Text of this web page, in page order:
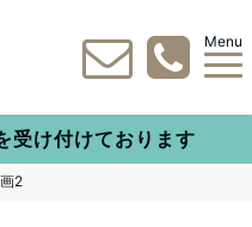
Menu
受け付けております
2